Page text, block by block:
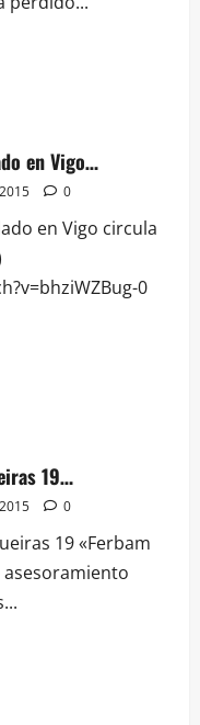
en Vigo…
0
en Vigo circula
0
19…
0
19 «Ferbam
asesoramiento